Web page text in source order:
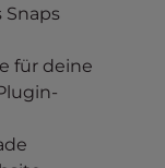
Snaps
für deine